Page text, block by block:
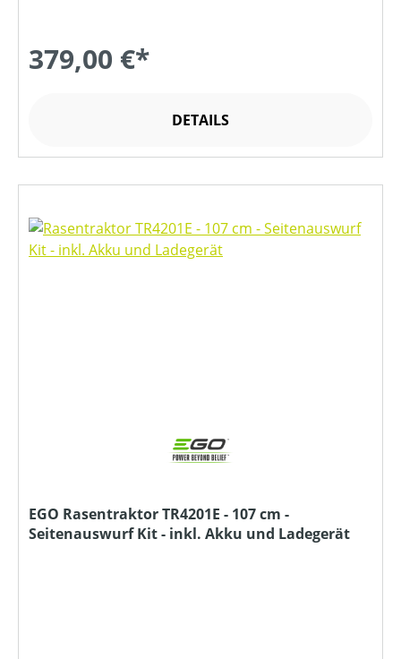
379,00 €*
DETAILS
EGO Rasentraktor TR4201E - 107 cm -
Seitenauswurf Kit - inkl. Akku und Ladegerät